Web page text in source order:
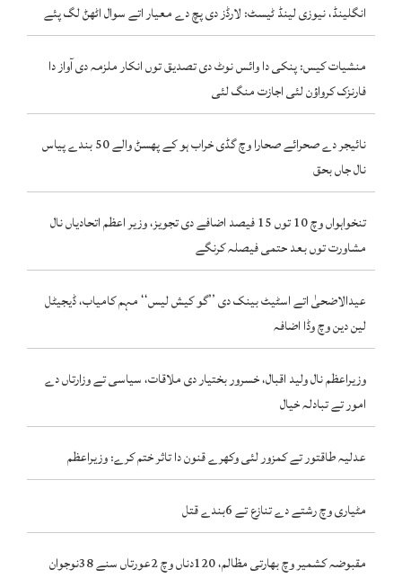
انگلینڈ، نیوزی لینڈ ٹیسٹ: لارڈز دی پچ دے معیار اتے سوال اٹھݨ لگ پئے
منشیات کیس: پنکی دا وائس نوٹ دی تصدیق توں انکار ملزمہ دی آواز دا
فارنزک کرواؤن لئی اجازت منگ لئی
نائیجر دے صحرائے صحارا وچ گڈی خراب ہو کے پھسݨ والے 50 بندے پیاس
نال جاں بحق
تنخواہواں وچ 10 توں 15 فیصد اضافے دی تجویز، وزیر اعظم اتحادیاں نال
مشاورت توں بعد حتمی فیصلہ کرنگے
عیدالاضحیٰ اتے اسٹیٹ بینک دی ’’گو کیش لیس‘‘ مہم کامیاب، ڈیجیٹل
لین دین وچ وڈا اضافہ
وزیراعظم نال ولید اقبال، خسرور بختیار دی ملاقات، سیاسی تے وزارتاں دے
امور تے تبادلہ خیال
عدلیہ طاقتور تے کمزور لئی وکھرے قنون دا تاثر ختم کرے: وزیراعظم
مٹیاری وچ رشتے دے تنازع تے 6بندے قتل
مقبوضہ کشمیر وچ بھارتی مظالم، 120دناں وچ 2عورتاں سنے 38نوجوان